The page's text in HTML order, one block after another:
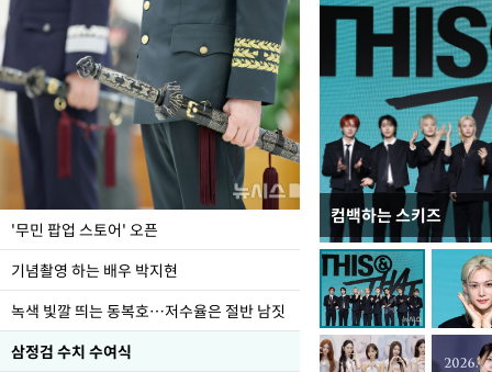
'무민 팝업 스토어' 오픈
기념촬영 하는 배우 박지현
녹색 빛깔 띄는 동복호…저수율은 절반 남짓
삼정검 수치 수여식
컴백하는 스키즈
지석천 뒤덮은 개구리